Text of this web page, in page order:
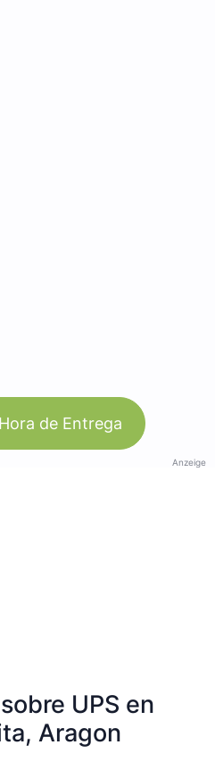
de Entrega
Anzeige
UPS en
Aragon